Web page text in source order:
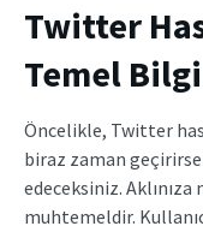
Twitter
Temel
Öncelikle, Twitter
biraz zaman
edeceksiniz.
muhtemeldir.